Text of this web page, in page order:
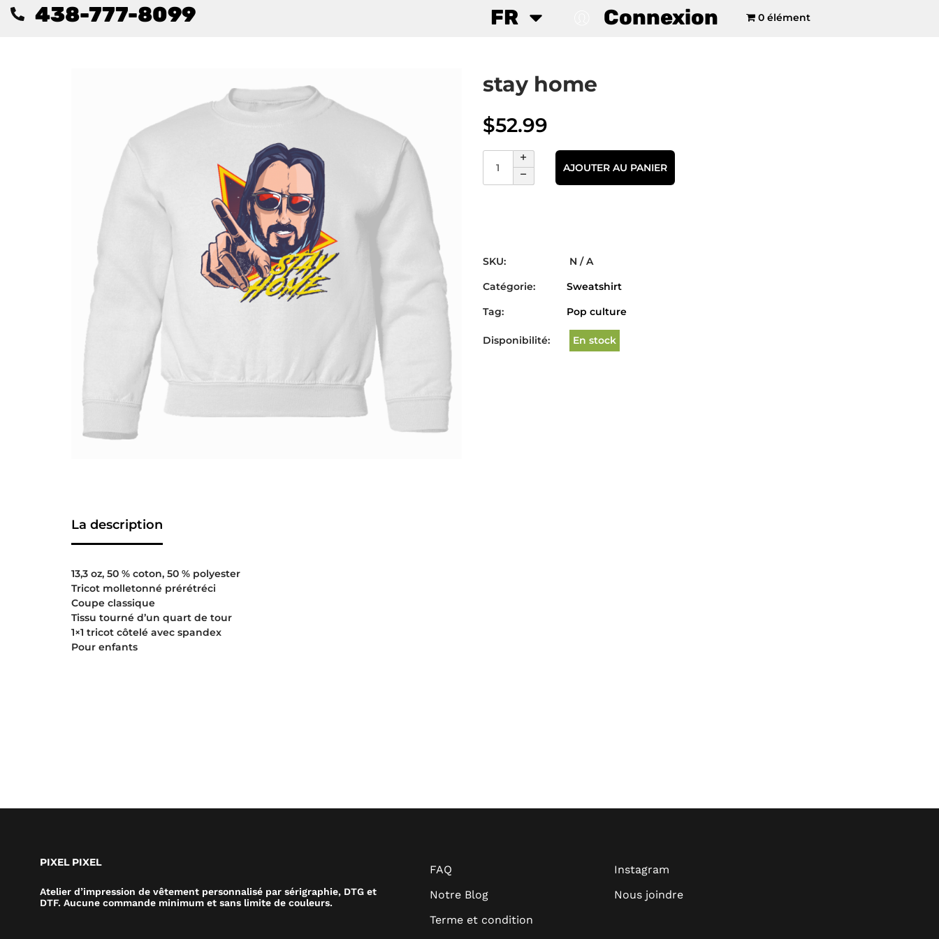
438-777-8099 FR Connexion 0 élément
stay home
$52.99
AJOUTER AU PANIER
SKU:
N / A
Catégorie:
Sweatshirt
Tag:
Pop culture
Disponibilité: En stock
La description
13,3 oz, 50 % coton, 50 % polyester
Tricot molletonné prérétréci
Coupe classique
Tissu tourné d’un quart de tour
1×1 tricot côtelé avec spandex
Pour enfants
PIXEL PIXEL
Atelier d’impression de vêtement personnalisé par sérigraphie, DTG et
DTF. Aucune commande minimum et sans limite de couleurs.
FAQ
Notre Blog
Terme et condition
Instagram
Nous joindre